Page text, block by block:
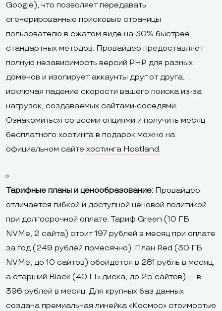
Google), что позволяет передавать
сгенерированные поисковые страницы
пользователю в сжатом виде на 30% быстрее
стандартных методов. Провайдер предоставляет
полную независимость версий PHP для разных
доменов и изолирует аккаунты друг от друга,
исключая падение скорости вашего поиска из-за
нагрузок, создаваемых сайтами-соседями.
Ознакомиться со всеми опциями и получить месяц
бесплатного хостинга в подарок можно на
официальном сайте хостинга Hostland.
Тарифные планы и ценообразование: Провайдер
отличается гибкой и доступной ценовой политикой
при долгосрочной оплате. Тариф Green (10 ГБ
NVMe, 2 сайта) стоит 197 рублей в месяц при оплате
за год (249 рублей помесячно). План Red (30 ГБ
NVMe, до 10 сайтов) обойдется в 281 рубль в месяц,
а старший Black (40 ГБ диска, до 25 сайтов) — в
396 рублей в месяц. Для крупных баз данных
создана премиальная линейка «Космос» стоимостью